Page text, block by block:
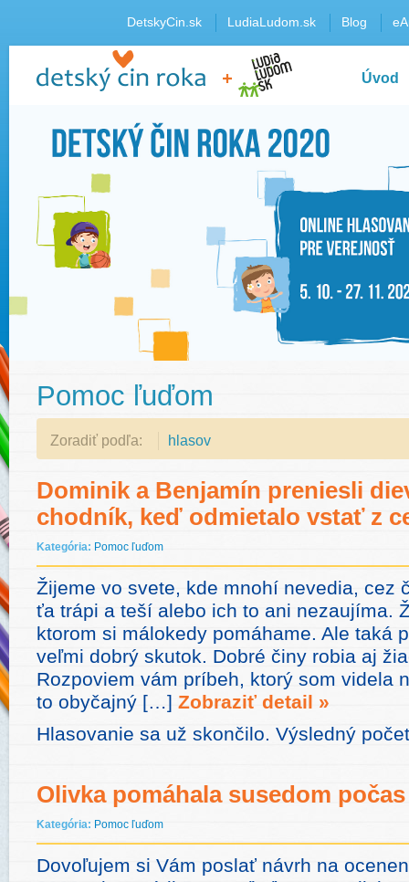
DetskyCin.sk LudiaLudom.sk Blog
Úvod
Pomoc ľuďom
Zoradiť podľa: hlasov
Dominik a Benjamín preniesli
chodník, keď odmietalo vstať z
Kategória: Pomoc ľuďom
Žijeme vo svete, kde mnohí nevedia, cez
ťa trápi a teší alebo ich to ani nezaujíma.
ktorom si málokedy pomáhame. Ale taká
veľmi dobrý skutok. Dobré činy robia aj
Rozpoviem vám príbeh, ktorý som videla
to obyčajný […] Zobraziť detail »
Hlasovanie sa už skončilo. Výsledný
Olivka pomáhala susedom
Kategória: Pomoc ľuďom
Dovoľujem si Vám poslať návrh na